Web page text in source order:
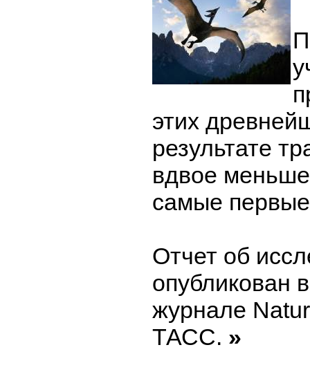
этих
результате
вдвое
самые
Отчет об
опубликован
журнале
ТАСС. »